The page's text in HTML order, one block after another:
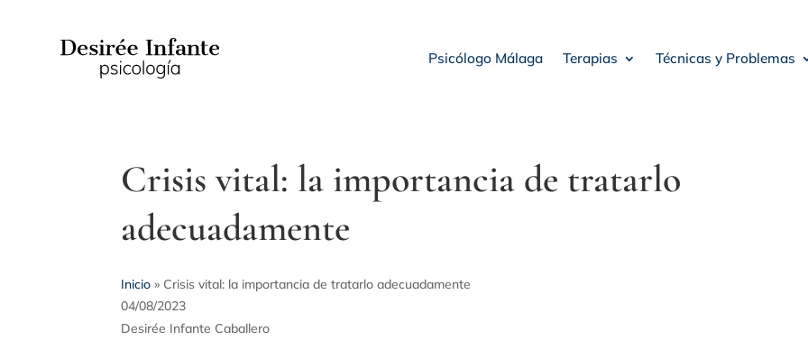
Psicólogo Málaga Terapias Técnicas y Problemas
Crisis vital: la importancia de tratarlo
adecuadamente
Inicio » Crisis vital: la importancia de tratarlo adecuadamente
04/08/2023
Desirée Infante Caballero